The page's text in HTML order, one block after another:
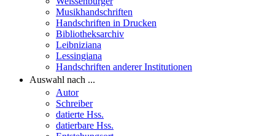
Musikhandschriften
Handschriften in Drucken
Bibliotheksarchiv
Leibniziana
Lessingiana
Handschriften anderer Institutionen
Auswahl nach ...
Autor
Schreiber
datierte Hss.
datierbare Hss.